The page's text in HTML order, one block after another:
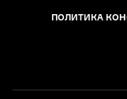
ПОЛИТИКА